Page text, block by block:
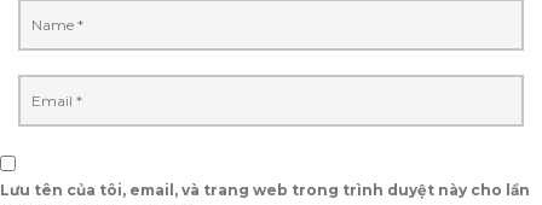
Lưu tên của tôi, email, và trang web trong trình duyệt này cho lần